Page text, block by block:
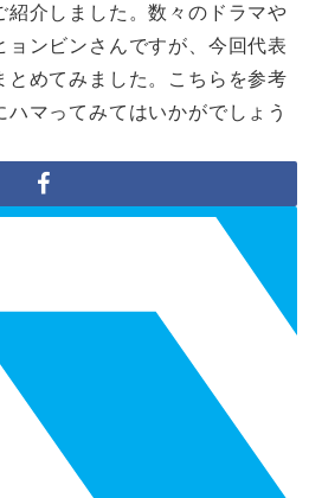
紹介しました。数々のドラマや
ョンビンさんですが、今回代表
とめてみました。こちらを参考
マってみてはいかがでしょう